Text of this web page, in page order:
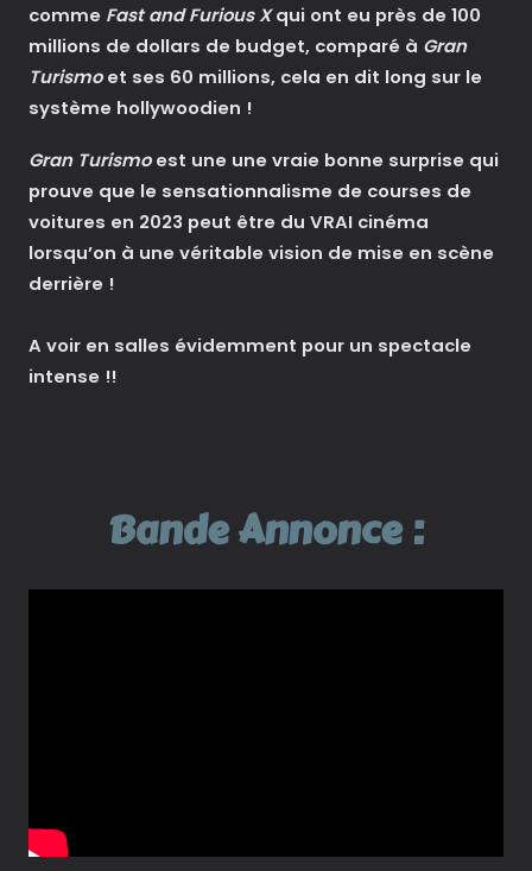
comme Fast and Furious Xqui ont eu près de 100
millions de dollars de budget, comparé à Gran
Turismoet ses 60 millions, cela en dit long sur le
système hollywoodien !
Gran Turismoest une une vraie bonne surprise qui
prouve que le sensationnalisme de courses de
voitures en 2023 peut être du VRAI cinéma
lorsqu’on à une véritable vision de mise en scène
derrière !
A voir en salles évidemment pour un spectacle
intense !!
Bande Annonce :